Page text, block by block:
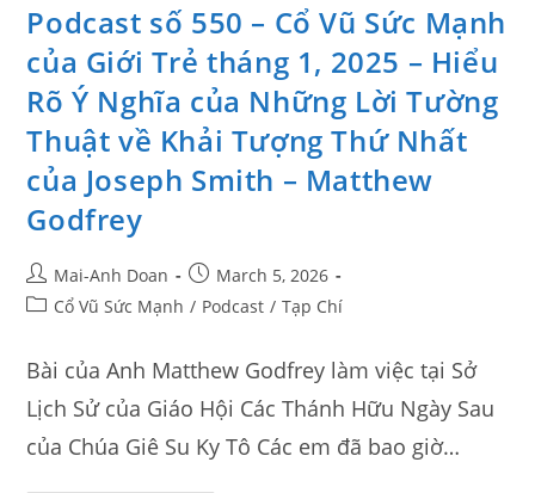
Podcast số 550 – Cổ Vũ Sức Mạnh
của Giới Trẻ tháng 1, 2025 – Hiểu
Rõ Ý Nghĩa của Những Lời Tường
Thuật về Khải Tượng Thứ Nhất
của Joseph Smith – Matthew
Godfrey
Mai-Anh Doan
March 5, 2026
Cổ Vũ Sức Mạnh / Podcast / Tạp Chí
Bài của Anh Matthew Godfrey làm việc tại Sở
Lịch Sử của Giáo Hội Các Thánh Hữu Ngày Sau
của Chúa Giê Su Ky Tô Các em đã bao giờ…